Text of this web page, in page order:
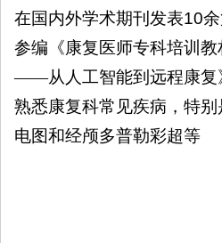
在国内外学术期刊发表10
参编《康复医师专科培训
——从人工智能到远程康复
熟悉康复科常见疾病，特
电图和经颅多普勒彩超等